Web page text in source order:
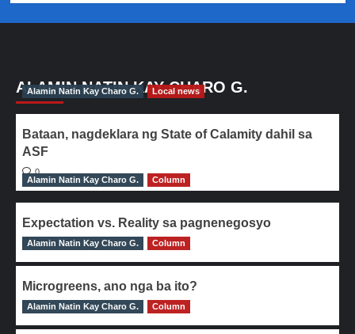
ALAMIN NATIN KAY CHARO G.
Alamin Natin Kay Charo G. Local news
Bataan, nagdeklara ng State of Calamity dahil sa
ASF
0
Alamin Natin Kay Charo G.
Column
Expectation vs. Reality sa pagnenegosyo
0
Alamin Natin Kay Charo G. Column
Microgreens, ano nga ba ito?
0
Alamin Natin Kay Charo G. Column